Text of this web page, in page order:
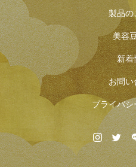
製品の
美容
新着
お問い
プライバ